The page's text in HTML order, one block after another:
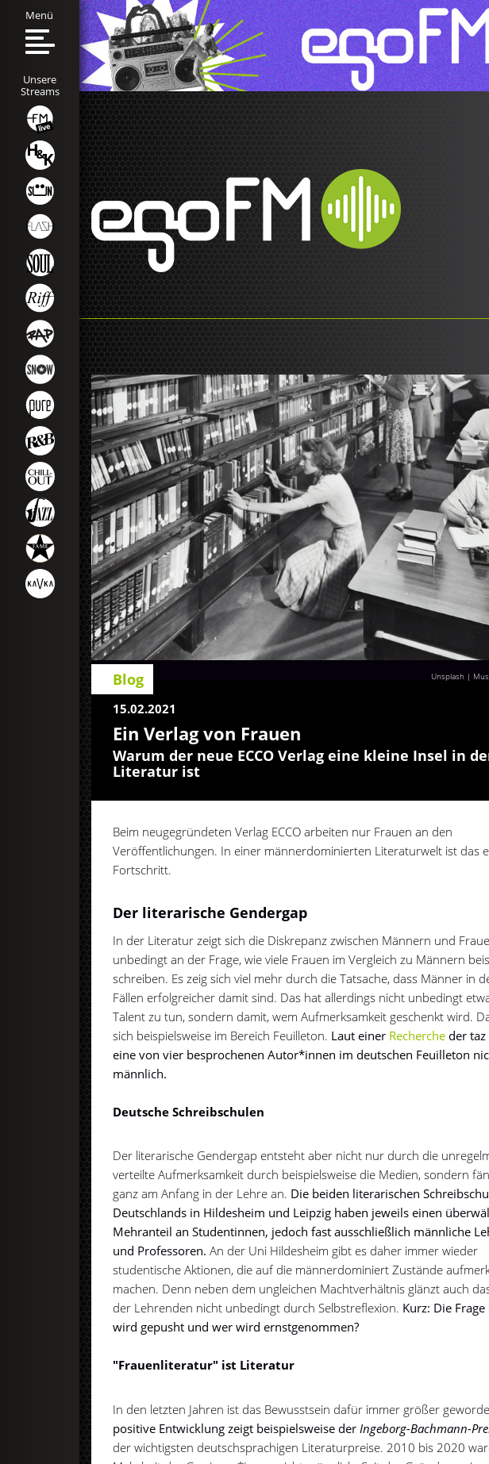
Menü
Unsere
Streams
Unsplash |
Blog
15.02.2021
Ein Verlag von Frauen
Warum der neue ECCO Verlag eine kleine Insel in
Literatur ist
Beim neugegründeten Verlag ECCO arbeiten nur Frauen an den
Veröffentlichungen. In einer männerdominierten Literaturwelt ist das
Fortschritt.
Der literarische Gendergap
In der Literatur zeigt sich die Diskrepanz zwischen Männern und
unbedingt an der Frage, wie viele Frauen im Vergleich zu Männern
schreiben. Es zeig sich viel mehr durch die Tatsache, dass Männer in
Fällen erfolgreicher damit sind. Das hat allerdings nicht unbedingt
Talent zu tun, sondern damit, wem Aufmerksamkeit geschenkt wird.
sich beispielsweise im Bereich Feuilleton. Laut einer Recherche der
eine von vier besprochenen Autor*innen im deutschen Feuilleton
männlich.
Deutsche Schreibschulen
Der literarische Gendergap entsteht aber nicht nur durch die
verteilte Aufmerksamkeit durch beispielsweise die Medien, sondern
ganz am Anfang in der Lehre an. Die beiden literarischen
Deutschlands in Hildesheim und Leipzig haben jeweils einen
Mehranteil an Studentinnen, jedoch fast ausschließlich männliche
und Professoren. An der Uni Hildesheim gibt es daher immer wieder
studentische Aktionen, die auf die männerdominiert Zustände
machen. Denn neben dem ungleichen Machtverhältnis glänzt auch
der Lehrenden nicht unbedingt durch Selbstreflexion. Kurz: Die
wird gepusht und wer wird ernstgenommen?
"Frauenliteratur" ist Literatur
In den letzten Jahren ist das Bewusstsein dafür immer größer
positive Entwicklung zeigt beispielsweise der Ingeborg-Bachmann-
der wichtigsten deutschsprachigen Literaturpreise. 2010 bis 2020